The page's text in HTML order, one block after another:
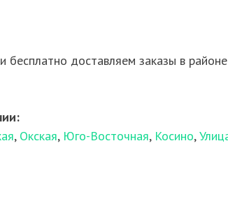
доставляем заказы в
, Окская, Юго-Восточная, Косино,